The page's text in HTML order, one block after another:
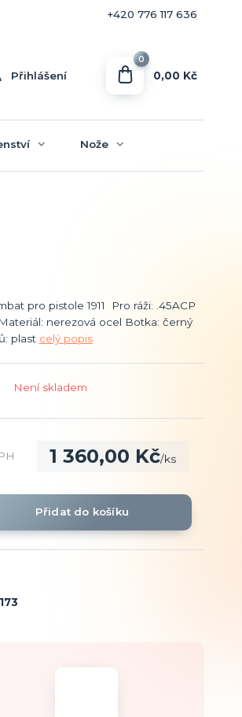
Přihlášení
+420 776 117 636
0
0,00 Kč
Nože
pro pistole 1911 Pro ráži: .45ACP
nerezová ocel Botka: černý
plast celý popis
Není skladem
1 360,00 Kč/ks
Přidat do košíku